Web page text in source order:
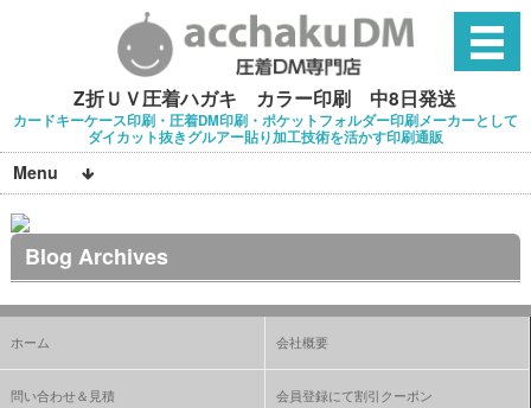
Z折ＵＶ圧着ハガキ カラー印刷 中8日発送
カードキーケース印刷・圧着DM印刷・ポケットフォルダー印刷メーカーとして
ダイカット抜きグルアー貼り加工技術を活かす印刷通販
Menu
Blog Archives
ホーム 会社概要
問い合わせ＆見積 会員登録にて割引クーポン